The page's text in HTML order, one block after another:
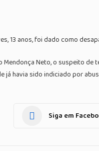
13 anos, foi dado como
Neto, o suspeito de
já havia sido indiciado por
Siga em